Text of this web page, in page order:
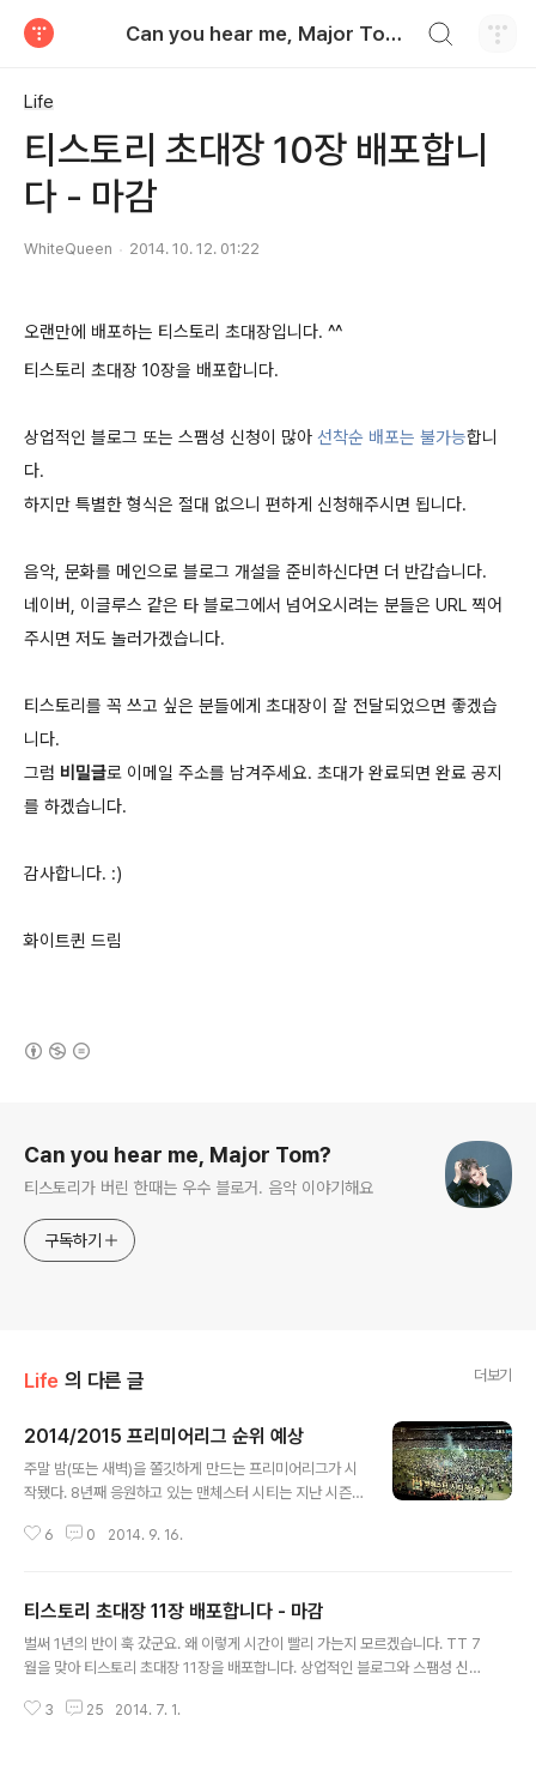
Can you hear me, Major Tom?
Life
티스토리 초대장 10장 배포합니
다 - 마감
WhiteQueen 2014. 10. 12. 01:22
오랜만에 배포하는 티스토리 초대장입니다. ^^
티스토리 초대장 10장을 배포합니다.
상업적인 블로그 또는 스팸성 신청이 많아 선착순 배포는 불가능합니
다.
하지만 특별한 형식은 절대 없으니 편하게 신청해주시면 됩니다.
음악, 문화를 메인으로 블로그 개설을 준비하신다면 더 반갑습니다.
네이버, 이글루스 같은 타 블로그에서 넘어오시려는 분들은 URL 찍어
주시면 저도 놀러가겠습니다.
티스토리를 꼭 쓰고 싶은 분들에게 초대장이 잘 전달되었으면 좋겠습
니다.
그럼 비밀글로 이메일 주소를 남겨주세요. 초대가 완료되면 완료 공지
를 하겠습니다.
감사합니다. :)
화이트퀸 드림
Can you hear me, Major Tom?
티스토리가 버린 한때는 우수 블로거. 음악 이야기해요
구독하기
Life 의 다른 글 더보기
2014/2015 프리미어리그 순위 예상
주말 밤(또는 새벽)을 쫄깃하게 만드는 프리미어리그가 시
작됐다. 8년째 응원하고 있는 맨체스터 시티는 지난 시즌
원 컵도) 챔피언스 리그 16강은 조금 아쉬웠지만, 2연속 예
않으면서 팀을 더 강하게 만들었다. 무려 20골을 넣은 야
야 투레의 활약은 놀라움 그 자체. 좋다고 우승 화면을 찍었
다. 절친한 나스리와 야야 투레 (첼시가 너무 무섭지만) 올
어 리그 순위를 멋대로 예상해본다. 2014-2015 프리미
6 0 2014. 9. 16.
티스토리 초대장 11장 배포합니다 - 마감
벌써 1년의 반이 훅 갔군요. 왜 이렇게 시간이 빨리 가는지 모르겠습니다. TT 7
월을 맞아 티스토리 초대장 11장을 배포합니다. 상업적인 블로그와 스팸성 신청
청해주시면 됩니다. 음악, 문화를 메인으로 블로그 개설을 준비하신다면 더 반
3 25 2014. 7. 1.